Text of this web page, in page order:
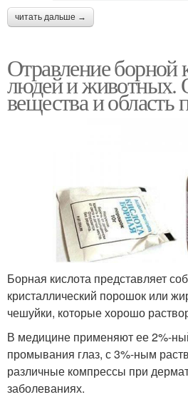
читать дальше →
Отравление борной
людей и животных.
вещества и область
Борная кислота представляет
кристаллический порошок или
чешуйки, которые хорошо
В медицине применяют ее 2%-
промывания глаз, с 3%-ным
различные компрессы при
заболеваниях.